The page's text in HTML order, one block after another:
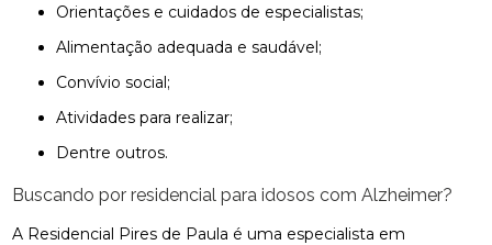
orientações e cuidados de especialistas;
alimentação adequada e saudável;
convívio social;
atividades para realizar;
dentre outros.
Buscando por residencial para idosos com Alzheimer?
A Residencial Pires de Paula é uma especialista em